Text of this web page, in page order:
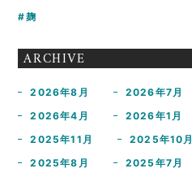
麹
ARCHIVE
2026年8月 2026年7月
2026年4月
2026年1月
2025年11月
2025年10月
2025年8月
2025年7月